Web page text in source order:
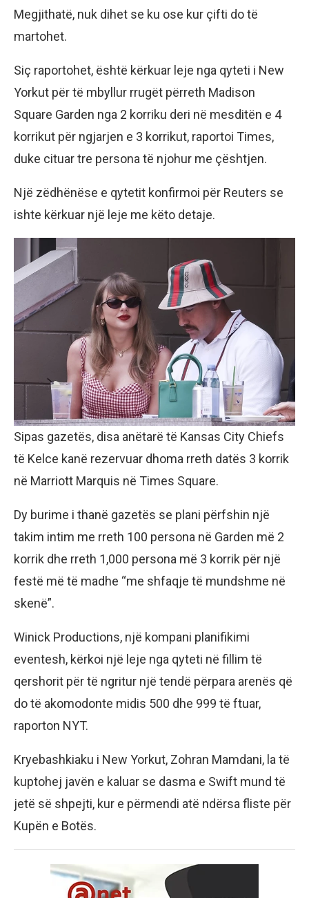
Megjithatë, nuk dihet se ku ose kur çifti do të
martohet.
Siç raportohet, është kërkuar leje nga qyteti i New
Yorkut për të mbyllur rrugët përreth Madison
Square Garden nga 2 korriku deri në mesditën e 4
korrikut për ngjarjen e 3 korrikut, raportoi Times,
duke cituar tre persona të njohur me çështjen.
Një zëdhënëse e qytetit konfirmoi për Reuters se
ishte kërkuar një leje me këto detaje.
Sipas gazetës, disa anëtarë të Kansas City Chiefs
të Kelce kanë rezervuar dhoma rreth datës 3 korrik
në Marriott Marquis në Times Square.
Dy burime i thanë gazetës se plani përfshin një
takim intim me rreth 100 persona në Garden më 2
korrik dhe rreth 1,000 persona më 3 korrik për një
festë më të madhe “me shfaqje të mundshme në
skenë”.
Winick Productions, një kompani planifikimi
eventesh, kërkoi një leje nga qyteti në fillim të
qershorit për të ngritur një tendë përpara arenës që
do të akomodonte midis 500 dhe 999 të ftuar,
raporton NYT.
Kryebashkiaku i New Yorkut, Zohran Mamdani, la të
kuptohej javën e kaluar se dasma e Swift mund të
jetë së shpejti, kur e përmendi atë ndërsa fliste për
Kupën e Botës.